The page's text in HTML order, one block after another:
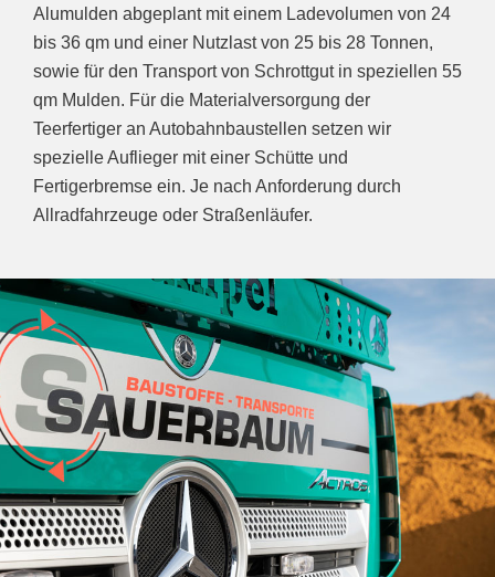
Alumulden abgeplant mit einem Ladevolumen von 24
bis 36 qm und einer Nutzlast von 25 bis 28 Tonnen,
sowie für den Transport von Schrottgut in speziellen 55
qm Mulden. Für die Materialversorgung der
Teerfertiger an Autobahnbaustellen setzen wir
spezielle Auflieger mit einer Schütte und
Fertigerbremse ein. Je nach Anforderung durch
Allradfahrzeuge oder Straßenläufer.